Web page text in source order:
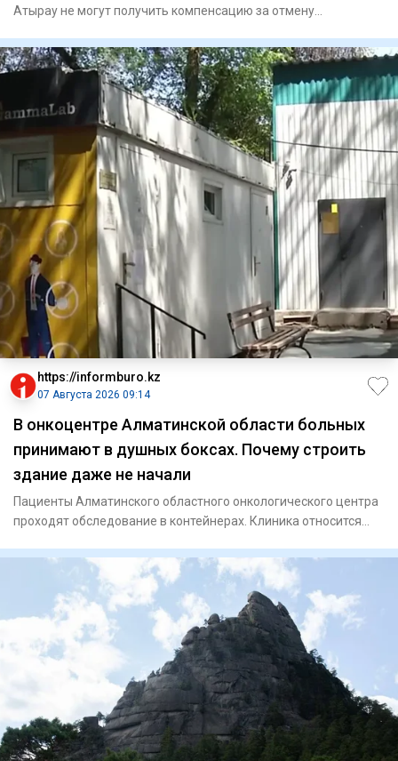
Атырау не могут получить компенсацию за отмену
https://informburo.kz
07 Августа 2026 09:14
В онкоцентре Алматинской области больных
принимают в душных боксах. Почему строить
здание даже не начали
Пациенты Алматинского областного онкологического центра
проходят обследование в контейнерах. Клиника относится